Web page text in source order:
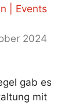
2024
| Events
gab es
mit